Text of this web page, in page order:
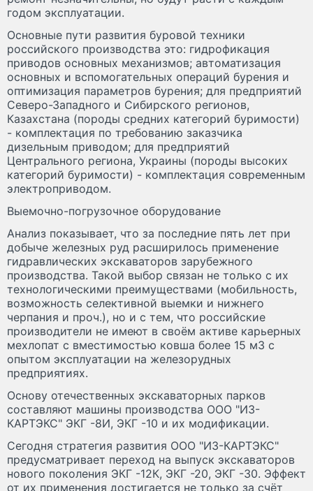
годом эксплуатации.
Основные пути развития буровой техники
российского производства это: гидрофикация
приводов основных механизмов; автоматизация
основных и вспомогательных операций бурения и
оптимизация параметров бурения; для предприятий
Северо-Западного и Сибирского регионов,
Казахстана (породы средних категорий буримости)
- комплектация по требованию заказчика
дизельным приводом; для предприятий
Центрального региона, Украины (породы высоких
категорий буримости) - комплектация современным
электроприводом.
Выемочно-погрузочное оборудование
Анализ показывает, что за последние пять лет при
добыче железных руд расширилось применение
гидравлических экскаваторов зарубежного
производства. Такой выбор связан не только с их
технологическими преимуществами (мобильность,
возможность селективной выемки и нижнего
черпания и проч.), но и с тем, что российские
производители не имеют в своём активе карьерных
мехлопат с вместимостью ковша более 15 м3 с
опытом эксплуатации на железорудных
предприятиях.
Основу отечественных экскаваторных парков
составляют машины производства ООО "ИЗ-
КАРТЭКС" ЭКГ -8И, ЭКГ -10 и их модификации.
Сегодня стратегия развития ООО "ИЗ-КАРТЭКС"
предусматривает переход на выпуск экскаваторов
нового поколения ЭКГ -12К, ЭКГ -20, ЭКГ -30. Эффект
от их применения достигается не только за счёт